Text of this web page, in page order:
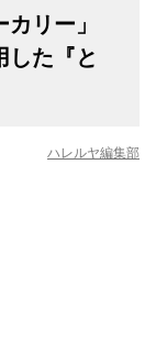
リー」
した『と
ハレルヤ編集部